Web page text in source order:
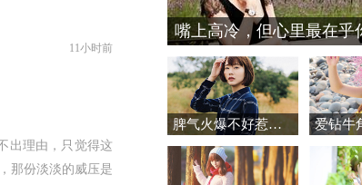
11小时前
出理由，只觉得这
那份淡淡的威压是
嘴上高冷，但心里最在乎
脾气火爆不好惹，异常护短的星座